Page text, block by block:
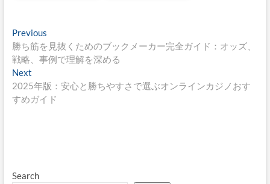
Post
navigation
PreviousPrevious
post:
勝ち筋を見抜くためのブックメーカー完全ガイド：オッズ、
戦略、事例で理解を深める
NextNext
post:
2025年版：安心と勝ちやすさで選ぶオンラインカジノおす
すめガイド
Search